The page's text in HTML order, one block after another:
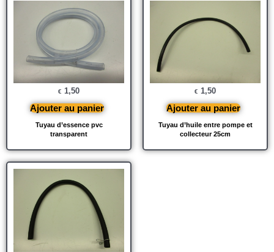
Tuyau d’essence pvc
transparent
€ 1,50
Ajouter au panier
Tuyau d’huile entre pompe et
collecteur 25cm
€ 1,50
Ajouter au panier